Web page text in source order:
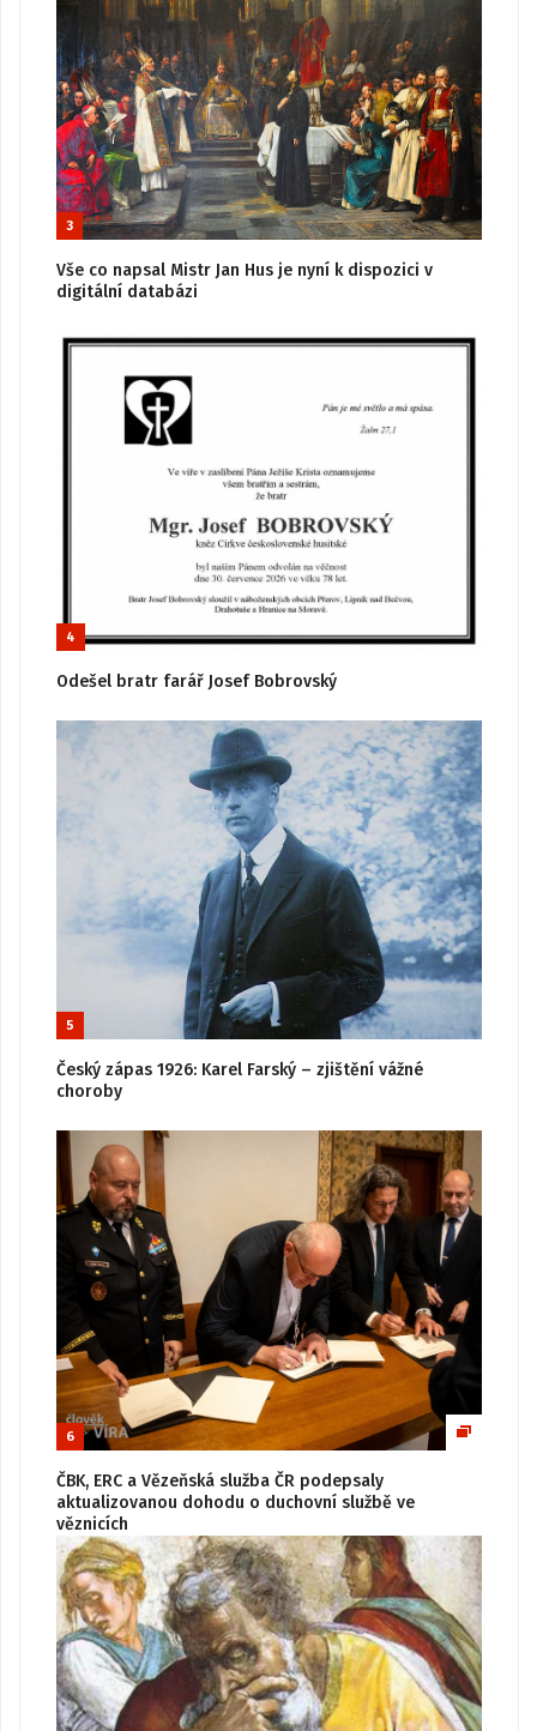
3
Vše co napsal Mistr Jan Hus je nyní k dispozici v
digitální databázi
4
Odešel bratr farář Josef Bobrovský
5
Český zápas 1926: Karel Farský – zjištění vážné
choroby
6
ČBK, ERC a Vězeňská služba ČR podepsaly
aktualizovanou dohodu o duchovní službě ve
věznicích